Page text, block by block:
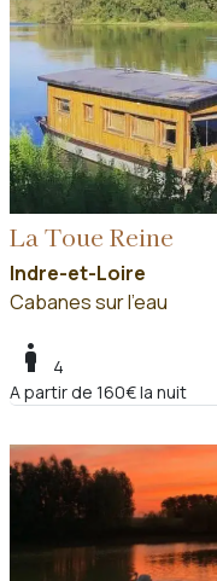
La Toue Reine
Indre-et-Loire
Cabanes sur l'eau
boy
4
A partir de 160€ la nuit